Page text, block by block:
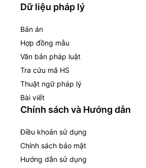
Dữ liệu pháp lý
Bản án
Hợp đồng mẫu
Văn bản pháp luật
Tra cứu mã HS
Thuật ngữ pháp lý
Bài viết
Chính sách và Hướng dẫn
Điều khoản sử dụng
Chính sách bảo mật
Hướng dẫn sử dụng